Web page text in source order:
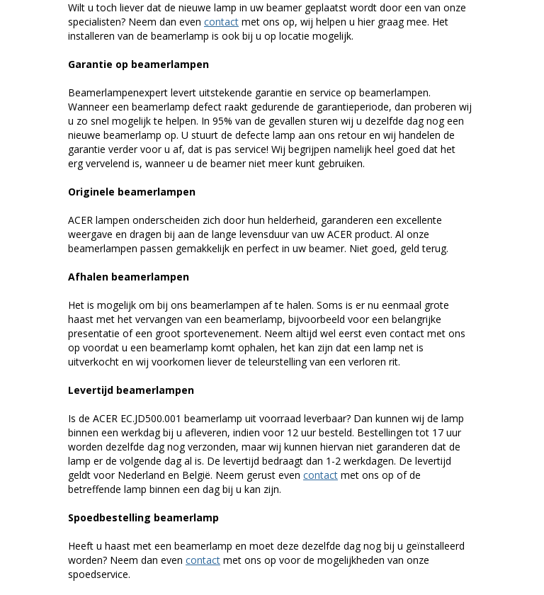
Wilt u toch liever dat de nieuwe lamp in uw beamer geplaatst wordt door een van onze
specialisten? Neem dan even contact met ons op, wij helpen u hier graag mee. Het
installeren van de beamerlamp is ook bij u op locatie mogelijk.
Garantie op beamerlampen
Beamerlampenexpert levert uitstekende garantie en service op beamerlampen.
Wanneer een beamerlamp defect raakt gedurende de garantieperiode, dan proberen wij
u zo snel mogelijk te helpen. In 95% van de gevallen sturen wij u dezelfde dag nog een
nieuwe beamerlamp op. U stuurt de defecte lamp aan ons retour en wij handelen de
garantie verder voor u af, dat is pas service! Wij begrijpen namelijk heel goed dat het
erg vervelend is, wanneer u de beamer niet meer kunt gebruiken.
Originele beamerlampen
ACER lampen onderscheiden zich door hun helderheid, garanderen een excellente
weergave en dragen bij aan de lange levensduur van uw ACER product. Al onze
beamerlampen passen gemakkelijk en perfect in uw beamer. Niet goed, geld terug.
Afhalen beamerlampen
Het is mogelijk om bij ons beamerlampen af te halen. Soms is er nu eenmaal grote
haast met het vervangen van een beamerlamp, bijvoorbeeld voor een belangrijke
presentatie of een groot sportevenement. Neem altijd wel eerst even contact met ons
op voordat u een beamerlamp komt ophalen, het kan zijn dat een lamp net is
uitverkocht en wij voorkomen liever de teleurstelling van een verloren rit.
Levertijd beamerlampen
Is de ACER EC.JD500.001 beamerlamp uit voorraad leverbaar? Dan kunnen wij de lamp
binnen een werkdag bij u afleveren, indien voor 12 uur besteld. Bestellingen tot 17 uur
worden dezelfde dag nog verzonden, maar wij kunnen hiervan niet garanderen dat de
lamp er de volgende dag al is. De levertijd bedraagt dan 1-2 werkdagen. De levertijd
geldt voor Nederland en België. Neem gerust even contact met ons op of de
betreffende lamp binnen een dag bij u kan zijn.
Spoedbestelling beamerlamp
Heeft u haast met een beamerlamp en moet deze dezelfde dag nog bij u geïnstalleerd
worden? Neem dan even contact met ons op voor de mogelijkheden van onze
spoedservice.